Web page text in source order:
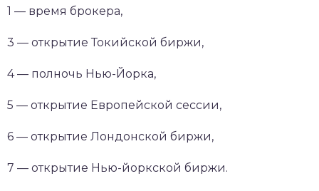
1 — время брокера,
3 — открытие Токийской биржи,
4 — полночь Нью-Йорка,
5 — открытие Европейской сессии,
6 — открытие Лондонской биржи,
7 — открытие Нью-йоркской биржи.